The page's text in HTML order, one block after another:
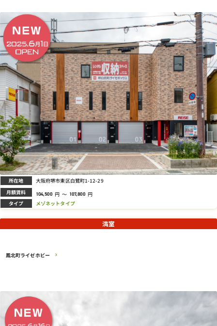
所在地 大阪府堺市東区白鷺町1-12-29
月額賃料 104,500 円 ～ 107,800 円
タイプ メゾネットタイプ
鳳北町ライゼホビー
満室